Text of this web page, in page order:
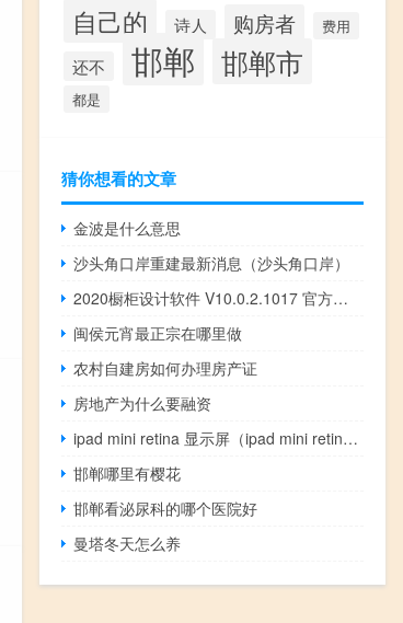
自己的 诗人 购房者 费用
还不 邯郸 邯郸市
都是
猜你想看的文章
金波是什么意思
沙头角口岸重建最新消息（沙头角口岸）
2020橱柜设计软件 V10.0.2.1017 官方版（2020橱柜设计软件 V10.0.2.1017 官方版功能简介）
闽侯元宵最正宗在哪里做
农村自建房如何办理房产证
房地产为什么要融资
ipad mini retina 显示屏（ipad mini retina）
邯郸哪里有樱花
邯郸看泌尿科的哪个医院好
曼塔冬天怎么养